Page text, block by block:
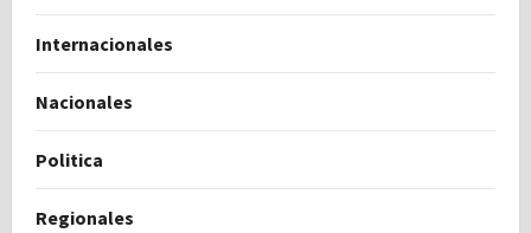
Internacionales
Nacionales
Politica
Regionales